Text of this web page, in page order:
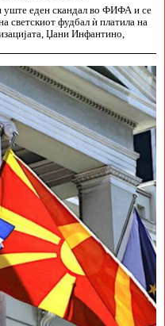
уште еден скандал во ФИФА и се
светскиот фудбал ѝ платила на
Џани Инфантино,